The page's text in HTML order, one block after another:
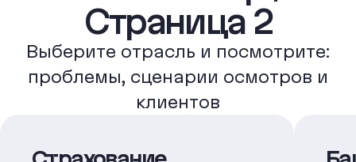
Страница 2
Выберите отрасль и посмотрите:
проблемы, сценарии осмотров и
клиентов